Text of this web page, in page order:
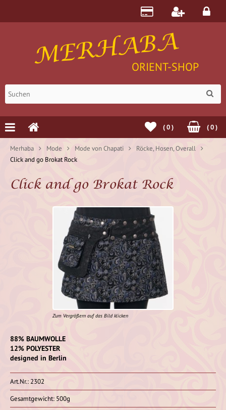
MERHABA
ORIENT-SHOP
(0)
(0)
Merhaba Mode Mode von Chapati
Röcke, Hosen, Overall
Click and go Brokat Rock
Click and go Brokat Rock
Zum Vergrößern auf das Bild klicken
88% BAUMWOLLE
12% POLYESTER
designed in Berlin
Art.Nr.: 2302
Gesamtgewicht: 500g